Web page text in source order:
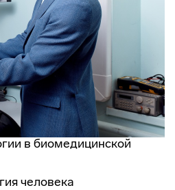
в биомедицинской
человека